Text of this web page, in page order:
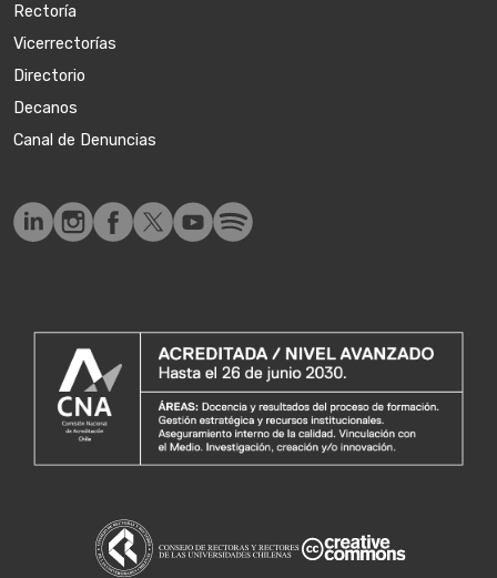
Rectoría
Vicerrectorías
Directorio
Decanos
Canal de Denuncias